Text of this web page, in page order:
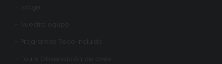
- Lodge
- Nuestro equpo
- Programas Todo Incluido
- Tours Observación de aves